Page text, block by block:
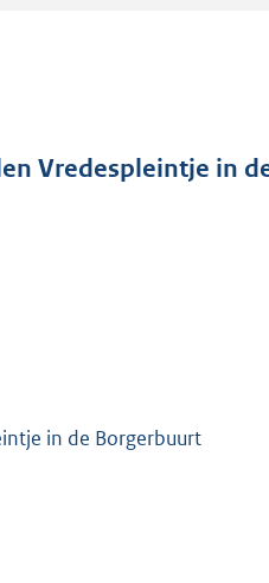
Vredespleintje in
in de Borgerbuurt